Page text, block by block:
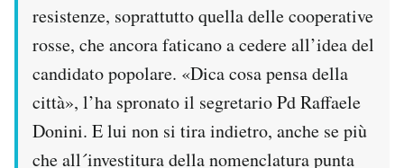
resistenze, soprattutto quella delle cooperative
rosse, che ancora faticano a cedere all’idea del
candidato popolare. «Dica cosa pensa della
città», l’ha spronato il segretario Pd Raffaele
Donini. E lui non si tira indietro, anche se più
che all´investitura della nomenclatura punta